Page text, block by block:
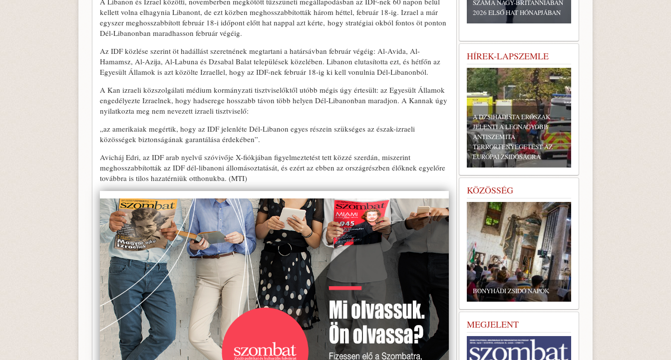
kellett volna elhagynia Libanont, de ezt közben meghosszabbították három héttel, február 18-ig. Izrael a már
egyszer meghosszabbított február 18-i időpont előtt hat nappal azt kérte, hogy stratégiai okból fontos öt ponton
Dél-Libanonban maradhasson február végéig.
Az IDF közlése szerint öt hadállást szeretnének megtartani a határsávban február végéig: Al-Avida, Al-
Hamamsz, Al-Azija, Al-Labuna és Dzsabal Balat települések közelében. Libanon elutasította ezt, és hétfőn az
Egyesült Államok is azt közölte Izraellel, hogy az IDF-nek február 18-ig ki kell vonulnia Dél-Libanonból.
A Kan izraeli közszolgálati médium kormányzati tisztviselőktől utóbb mégis úgy értesült: az Egyesült Államok
engedélyezte Izraelnek, hogy hadserege hosszabb távon több helyen Dél-Libanonban maradjon. A Kannak úgy
nyilatkozta meg nem nevezett izraeli tisztviselő:
„az amerikaiak megértik, hogy az IDF jelenléte Dél-Libanon egyes részein szükséges az észak-izraeli
közösségek biztonságának garantálása érdekében”.
Avicháj Edri, az IDF arab nyelvű szóvivője X-fiókjában figyelmeztetést tett közzé szerdán, miszerint
meghosszabbították az IDF dél-libanoni állomásoztatását, és ezért az ebben az országrészben élőknek egyelőre
továbbra is tilos hazatérniük otthonukba. (MTI)
SZÁMA NAGY-BRITANNIÁBAN
2026 ELSŐ HAT HÓNAPJÁBAN
HÍREK-LAPSZEMLE
A DZSIHADISTA ERŐSZAK
JELENTI A LEGNAGYOBB
ANTISZEMITA
TERRORFENYEGETÉST AZ
EURÓPAI ZSIDÓSÁGRA
KÖZÖSSÉG
BONYHÁDI ZSIDÓ NAPOK
MEGJELENT